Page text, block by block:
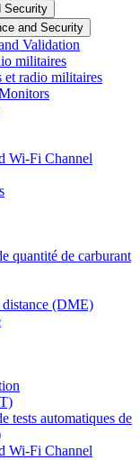
Security
and Security
Validation
militaires
et radio militaires
Wi-Fi Channel
quantité de carburant
distance (DME)
tests automatiques de
Wi-Fi Channel